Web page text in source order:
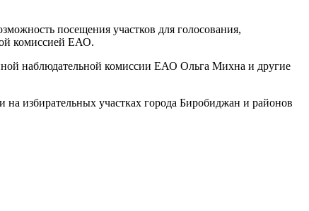
посещения участков для голосования,
комиссией ЕАО.
наблюдательной комиссии ЕАО Ольга Михна и другие
избирательных участках города Биробиджан и районов